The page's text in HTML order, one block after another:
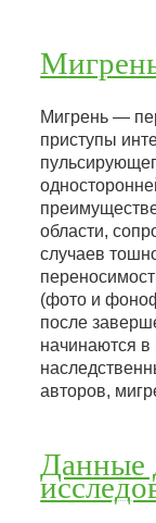
Мигрень —
приступы
области,
случаев
(фото и
после
начинаются
авторов,
Данные